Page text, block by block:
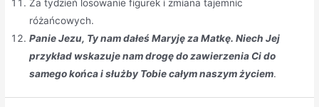
Za tydzień losowanie figurek i zmiana tajemnic
różańcowych.
Panie Jezu, Ty nam dałeś Maryję za Matkę. Niech Jej
przykład wskazuje nam drogę do zawierzenia Ci do
samego końca i służby Tobie całym naszym życiem.